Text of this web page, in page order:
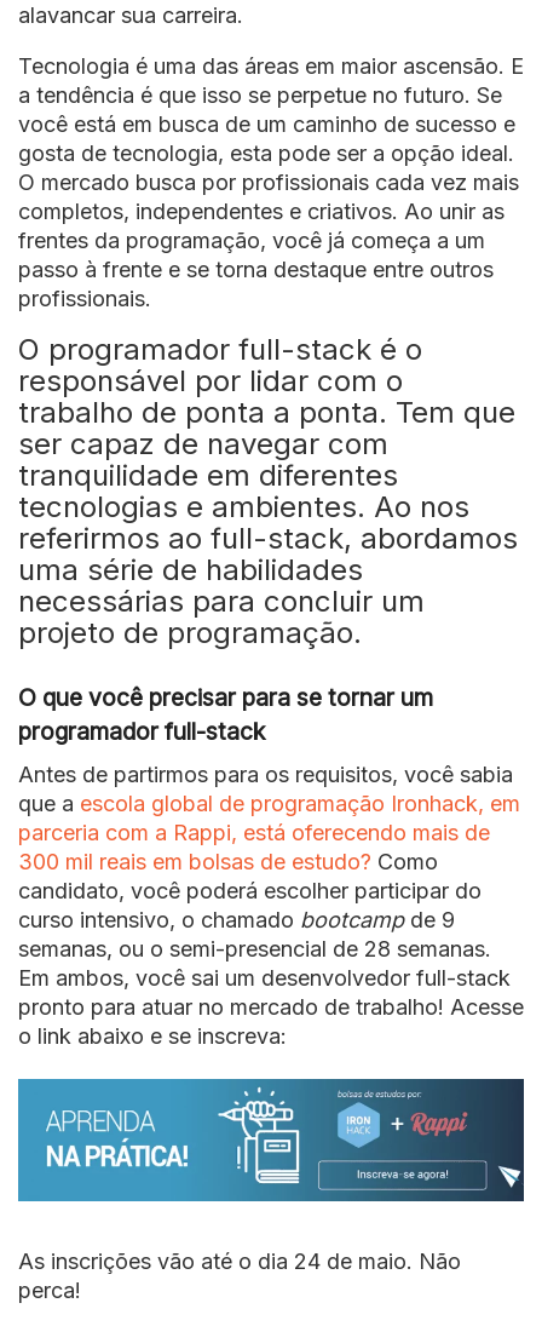
alavancar sua carreira.
Tecnologia é uma das áreas em maior ascensão. E
a tendência é que isso se perpetue no futuro. Se
você está em busca de um caminho de sucesso e
gosta de tecnologia, esta pode ser a opção ideal.
O mercado busca por profissionais cada vez mais
completos, independentes e criativos. Ao unir as
frentes da programação, você já começa a um
passo à frente e se torna destaque entre outros
profissionais.
O programador full-stack é o
responsável por lidar com o
trabalho de ponta a ponta. Tem que
ser capaz de navegar com
tranquilidade em diferentes
tecnologias e ambientes. Ao nos
referirmos ao full-stack, abordamos
uma série de habilidades
necessárias para concluir um
projeto de programação.
O que você precisar para se tornar um
programador full-stack
Antes de partirmos para os requisitos, você sabia
que a escola global de programação Ironhack, em
parceria com a Rappi, está oferecendo mais de
300 mil reais em bolsas de estudo? Como
candidato, você poderá escolher participar do
curso intensivo, o chamado bootcamp de 9
semanas, ou o semi-presencial de 28 semanas.
Em ambos, você sai um desenvolvedor full-stack
pronto para atuar no mercado de trabalho! Acesse
o link abaixo e se inscreva:
As inscrições vão até o dia 24 de maio. Não
perca!